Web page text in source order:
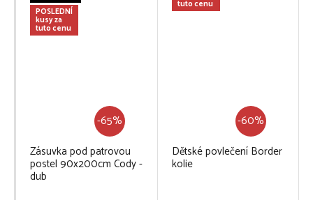
POSLEDNÍ
kusy za
tuto cenu
-65%
Zásuvka pod patrovou
postel 90x200cm Cody -
dub
tuto cenu
-60%
Dětské povlečení Border
kolie